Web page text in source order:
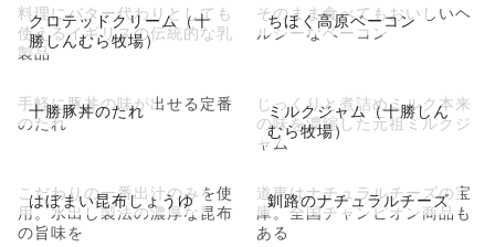
クロテッドクリーム（十
勝しんむら牧場）
料理にバター代わりとしても
使えるイギリスの伝統的な乳
製品
ちほく高原ベーコン
そのまま食べてもおいしいヘ
ルシーなベーコン
十勝豚丼のたれ
手軽に豚丼の味が出せる定番
のたれ
ミルクジャム（十勝しん
むら牧場）
じっくりと煮詰めミルク本来
の味を濃縮した元祖ミルクジ
ャム
はぼまい昆布しょうゆ
こだわりの一番出汁のみを使
用。水出し製法の濃厚な昆布
の旨味を
釧路のナチュラルチーズ
道東はナチュラルチーズの宝
庫。全国チャンピオン商品も
ある